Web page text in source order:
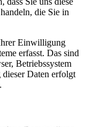
die Sie in
Einwilligung
erfasst. Das sind
Betriebssystem
Daten erfolgt